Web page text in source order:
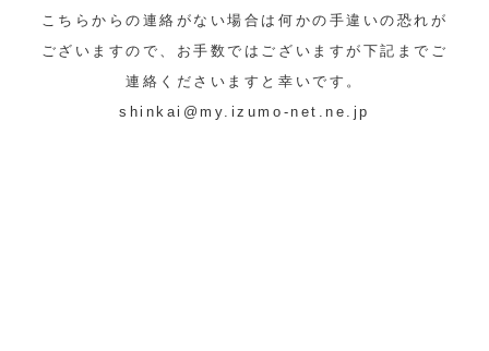
こちらからの連絡がない場合は何かの手違いの恐れが
ございますので、お手数ではございますが下記までご
連絡くださいますと幸いです。
shinkai@my.izumo-net.ne.jp